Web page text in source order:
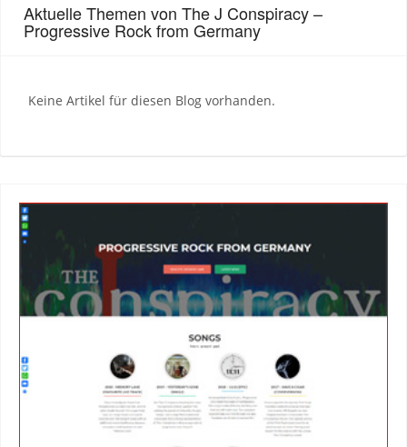
Aktuelle Themen von The J Conspiracy –
Progressive Rock from Germany
Keine Artikel für diesen Blog vorhanden.